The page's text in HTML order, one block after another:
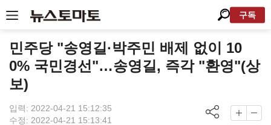
구독
민주당 "송영길·박주민 배제 없이 10
0% 국민경선"…송영길, 즉각 "환영"(상
보)
입력: 2022-04-21 15:12:35
수정: 2022-04-21 15:13:41